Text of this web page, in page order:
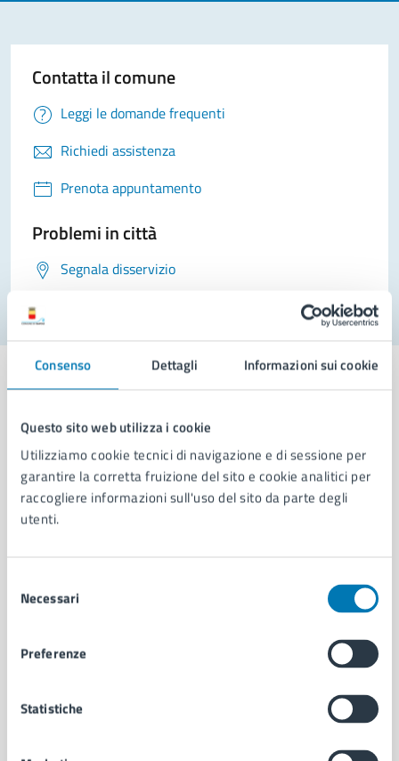
Consenso Dettagli Informazioni sui cookie
Questo sito web utilizza i cookie
Utilizziamo cookie tecnici di navigazione e di sessione per
garantire la corretta fruizione del sito e cookie analitici per
raccogliere informazioni sull'uso del sito da parte degli
utenti.
delNecessari
Preferenze
Statistiche
Contatta il comune
Leggi le domande frequenti
Richiedi assistenza
Prenota appuntamento
Problemi in città
Segnala disservizio
Comune di Napoli
AMMINISTRAZIONE
Aree amministrative
Uffici
Enti e fondazioni
Personale amministrativo
CATEGORIE DI SERVIZIO